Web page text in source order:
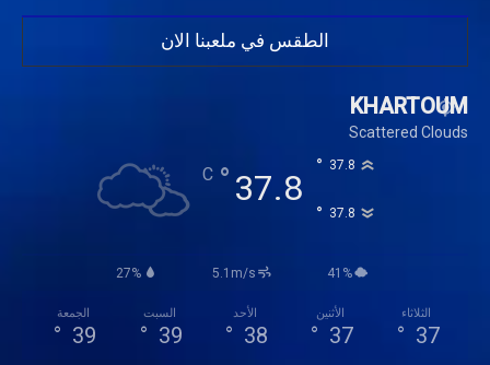
الطقس في ملعبنا الان
KHARTOUM
Scattered Clouds
37.8
°
C 37.8
°
37.8
°
27% 5.1m/s 41%
الجمعة
39
°
السبت
39
°
الأحد
38
°
الأثنين
37
°
الثلاثاء
37
°